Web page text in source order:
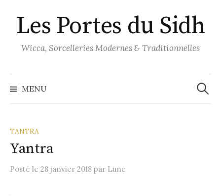
au
contenu
Les Portes du Sidh
Wicca, Sorcelleries Modernes & Traditionnelles
MENU
TANTRA
Yantra
Posté le 28 janvier 2018 par Lune